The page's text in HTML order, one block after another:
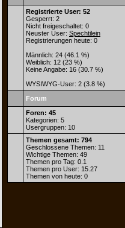
Registrierte User: 52
Gesperrt: 2
Nicht freigeschaltet: 0
Neuster User: Spechtilein
Registrierungen heute: 0
Männlich: 24 (46.1 %)
Weiblich: 12 (23 %)
Keine Angabe: 16 (30.7 %)
WYSIWYG-User: 2 (3.8 %)
Forum
Foren: 45
Kategorien: 5
Usergruppen: 10
Themen gesamt: 794
Geschlossene Themen: 11
Wichtige Themen: 49
Themen pro Tag: 0.1
Themen pro User: 15.27
Themen von heute: 0